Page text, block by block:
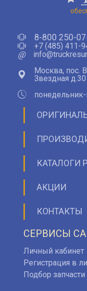
8-800 250-
+7 (485) 411-
@
Москва, пос.
Звездная д.30
понедельник-
КАТАЛОГИ
АКЦИИ
КОНТАКТЫ
СЕРВИСЫ
Личный кабинет
Регистрация в
Подбор запчасти